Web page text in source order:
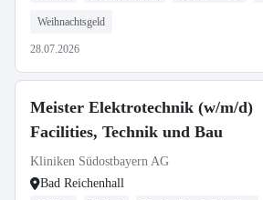
Weihnachtsgeld
28.07.2026
Meister Elektrotechnik (w/m/d)
Facilities, Technik und Bau
Kliniken Südostbayern AG
Bad Reichenhall